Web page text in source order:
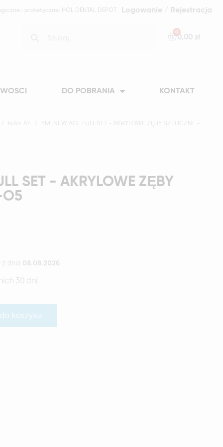
i protetyczne: HOL DENTAL DEPOT Logowanie / Rejestracja
0,00 zł
DO POBRANIA KONTAKT
kolor A4 YM. NEW ACE FULL SET - AKRYLOWE ZĘBY SZTUCZNE -
SET - AKRYLOWE ZĘBY
z dnia 08.08.2026
30 dni
koszyka